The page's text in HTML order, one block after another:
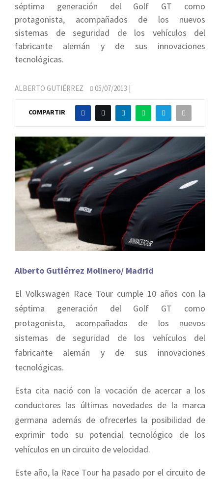
séptima generación del Golf GT como
protagonista, acompañados de los nuevos
sistemas de seguridad de los vehículos del
fabricante alemán y de sus innovaciones
tecnológicas.
ALBERTO GUTIÉRREZ 05/07/2013 |
COMPARTIR
Alberto Gutiérrez Molinero/ Madrid
El Volkswagen Race Tour cumple 10 años con la
séptima generación del Golf GT como
protagonista, acompañados de los nuevos
sistemas de seguridad de los vehículos del
fabricante alemán y de sus innovaciones
tecnológicas.
Esta cita nació con la vocación de acercar a los
conductores las últimas novedades de la marca
germana además de ofrecerles la posibilidad de
exprimir todo su potencial tecnológico de los
vehículos en un circuito de velocidad.
Este año, la Race Tour ha pasado por el circuito de